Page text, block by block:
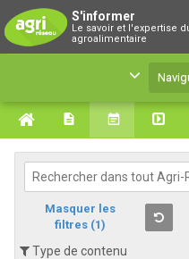
S'informer
Le savoir et l'expertise
agroalimentaire
Le savoir et
Masquer les
filtres (1)
Type de contenu